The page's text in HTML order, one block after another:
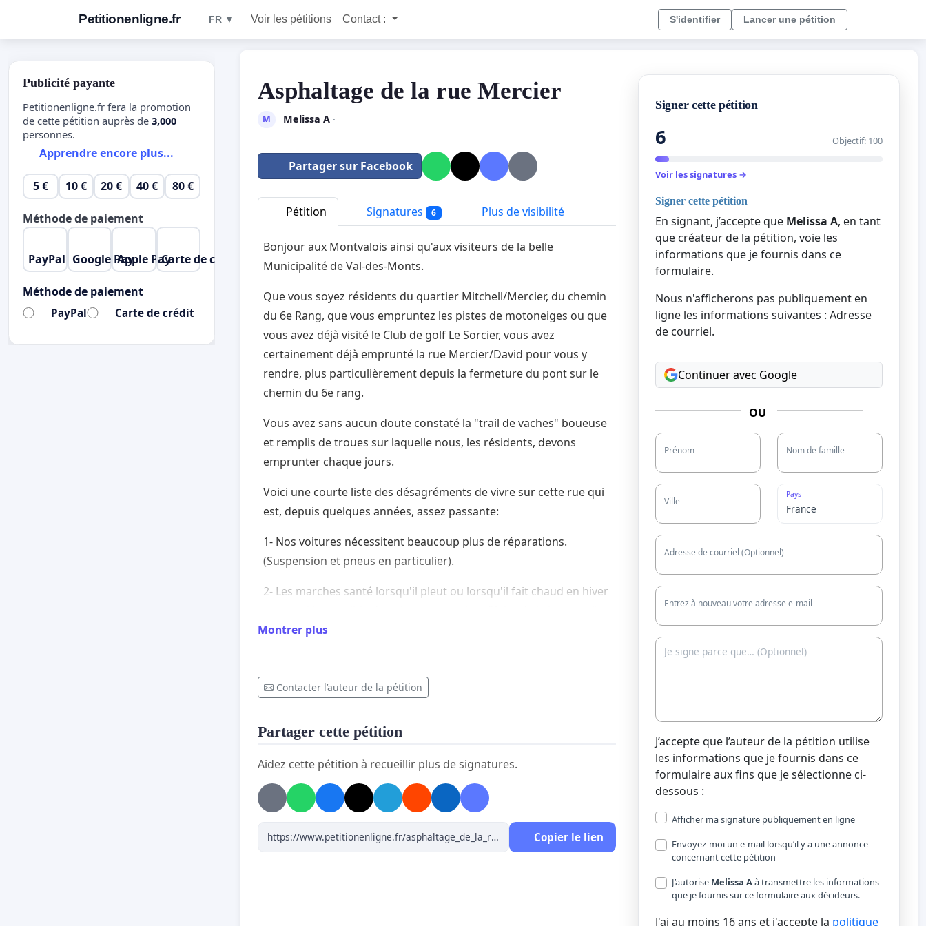
Petitionenligne.fr FR ▼ Voir les pétitions Contact : S'identifier Lancer une pétition
Asphaltage de la rue Mercier
M Melissa A·
Partager sur Facebook
Pétition Signatures 6 Plus de visibilité
Bonjour aux Montvalois ainsi qu'aux visiteurs de la belle
Municipalité de Val-des-Monts.
Que vous soyez résidents du quartier Mitchell/Mercier, du chemin
du 6e Rang, que vous empruntez les pistes de motoneiges ou que
vous avez déjà visité le Club de golf Le Sorcier, vous avez
certainement déjà emprunté la rue Mercier/David pour vous y
rendre, plus particulièrement depuis la fermeture du pont sur le
chemin du 6e rang.
Vous avez sans aucun doute constaté la "trail de vaches" boueuse
et remplis de troues sur laquelle nous, les résidents, devons
emprunter chaque jours.
Voici une courte liste des désagréments de vivre sur cette rue qui
est, depuis quelques années, assez passante:
1- Nos voitures nécessitent beaucoup plus de réparations.
(Suspension et pneus en particulier).
2- Les marches santé lorsqu'il pleut ou lorsqu'il fait chaud en hiver
3- Nos maisons perdent beaucoup de valeurs
propre est presque impossible.
compris les enfants. L'été c'est l'enfer!
6- Les frais de la tapeuse et de l'arroseuse est tellement élevée que
nous aurions déjà 10 couches d'asphaltes.
Donc voilà, je suis assez certaine que l'asphaltage de la rue
Mercier serait bénéfique pour plusieurs raisons,
Montrer plus
Contacter l’auteur de la pétition
Partager cette pétition
Aidez cette pétition à recueillir plus de signatures.
Copier le lien
Signer cette pétition
6 Objectif: 100
Voir les signatures →
Signer cette pétition
En signant, j’accepte que Melissa A, en tant
que créateur de la pétition, voie les
informations que je fournis dans ce
formulaire.
Nous n'afficherons pas publiquement en
ligne les informations suivantes : Adresse
de courriel.
Continuer avec Google
OU
Prénom Nom de famille
Ville
Pays
Adresse de courriel (Optionnel)
Entrez à nouveau votre adresse e-mail
J’accepte que l’auteur de la pétition utilise
les informations que je fournis dans ce
formulaire aux fins que je sélectionne ci-
dessous :
Afficher ma signature publiquement en ligne
Envoyez-moi un e-mail lorsqu’il y a une annonce
concernant cette pétition
J’autorise Melissa Aà transmettre les informations
que je fournis sur ce formulaire aux décideurs.
J'ai au moins 16 ans et j'accepte la politique
Publicité payante
Petitionenligne.fr fera la promotion
de cette pétition auprès de 3,000
personnes.
Apprendre encore plus...
5 € 10 € 20 € 40 € 80 €
Méthode de paiement
PayPal Google PayApple PayCarte de crédit
Méthode de paiement
PayPal Carte de crédit